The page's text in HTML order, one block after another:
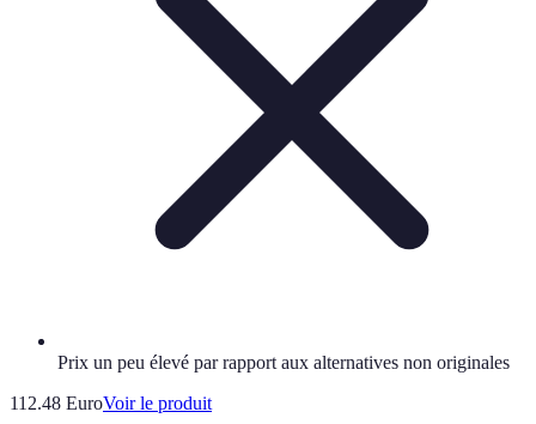
Prix un peu élevé par rapport aux alternatives non originales
112.48 EuroVoir le produit